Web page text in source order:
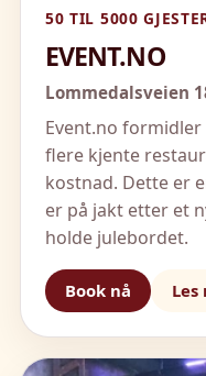
50 TIL 5000
EVENT.NO
Lommedalsveien
Event.no
flere kjente
kostnad. Dette er
er på jakt etter et
holde julebordet.
Book nå Les